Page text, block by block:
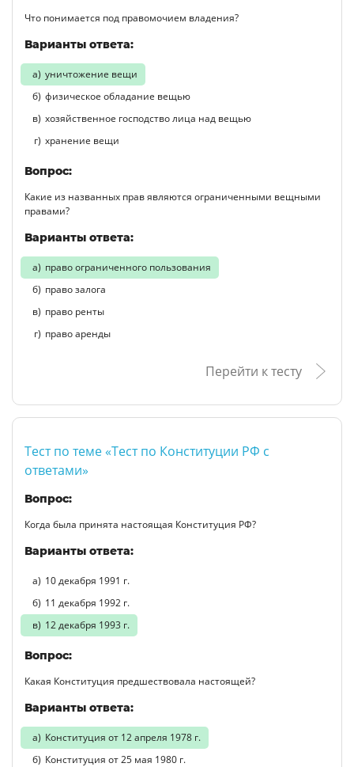
Что понимается под правомочием владения?
Варианты ответа:
уничтожение вещи
физическое обладание вещью
хозяйственное господство лица над вещью
хранение вещи
Вопрос:
Какие из названных прав являются ограниченными вещными
правами?
Варианты ответа:
право ограниченного пользования
право залога
право ренты
право аренды
Перейти к тесту
Тест по теме «Тест по Конституции РФ с
ответами»
Вопрос:
Когда была принята настоящая Конституция РФ?
Варианты ответа:
10 декабря 1991 г.
11 декабря 1992 г.
12 декабря 1993 г.
Вопрос:
Какая Конституция предшествовала настоящей?
Варианты ответа:
Конституция от 12 апреля 1978 г.
Конституция от 25 мая 1980 г.